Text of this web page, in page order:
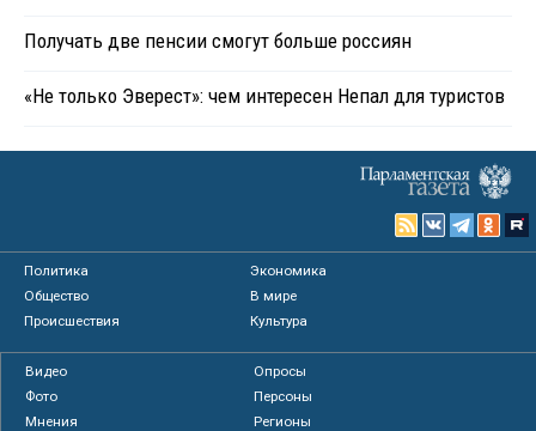
Получать две пенсии смогут больше россиян
«Не только Эверест»: чем интересен Непал для туристов
Политика
Экономика
Общество
В мире
Происшествия
Культура
Видео
Опросы
Фото
Персоны
Мнения
Регионы